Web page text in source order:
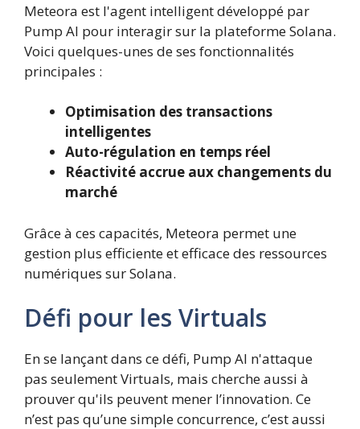
Meteora est l'agent intelligent développé par
Pump AI pour interagir sur la plateforme Solana.
Voici quelques-unes de ses fonctionnalités
principales :
Optimisation des transactions
intelligentes
Auto-régulation en temps réel
Réactivité accrue aux changements du
marché
Grâce à ces capacités, Meteora permet une
gestion plus efficiente et efficace des ressources
numériques sur Solana.
Défi pour les Virtuals
En se lançant dans ce défi, Pump AI n'attaque
pas seulement Virtuals, mais cherche aussi à
prouver qu'ils peuvent mener l’innovation. Ce
n’est pas qu’une simple concurrence, c’est aussi